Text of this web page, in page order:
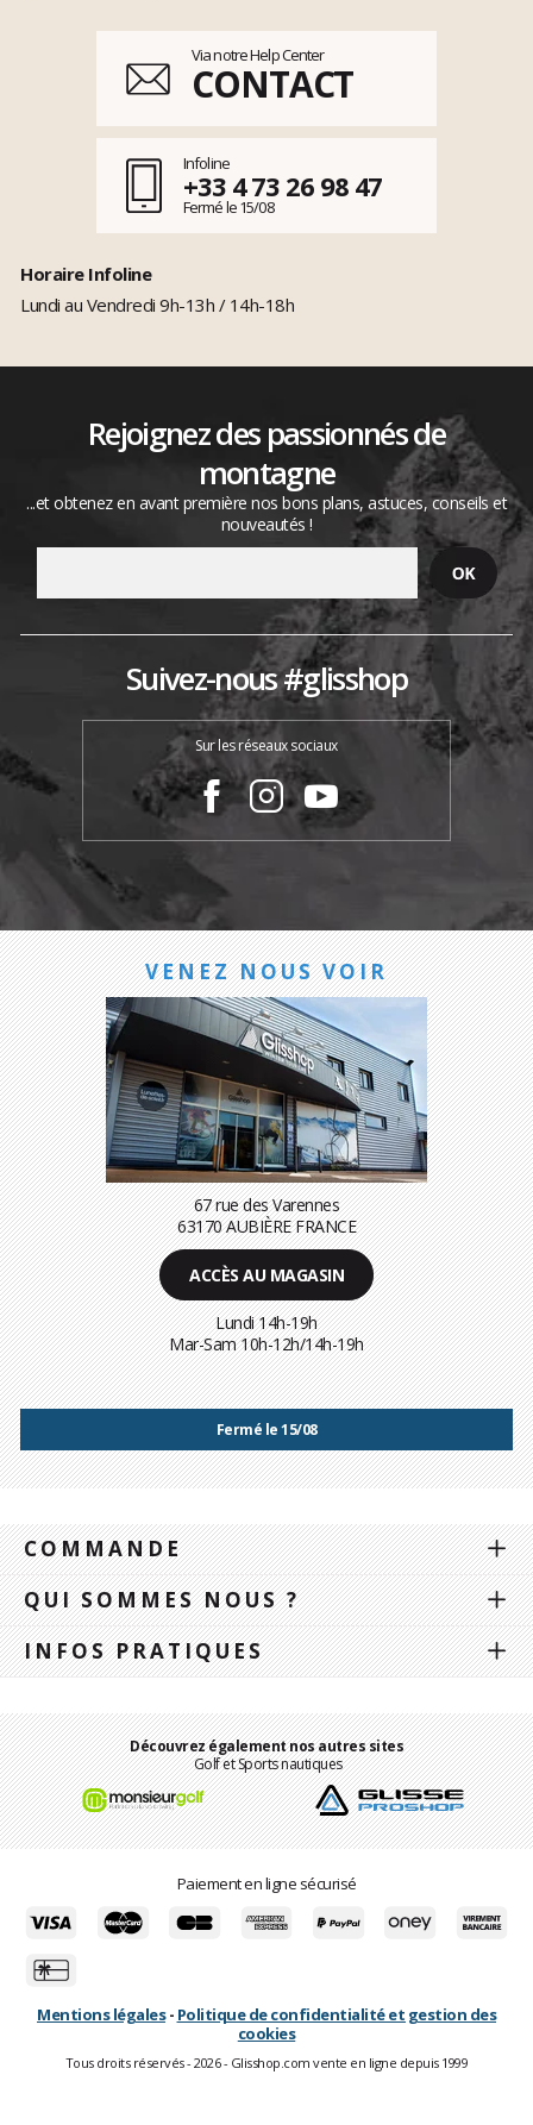
Via notre Help Center
CONTACT
Infoline
+33 4 73 26 98 47
Fermé le 15/08
Horaire Infoline
Lundi au Vendredi 9h-13h / 14h-18h
Rejoignez des passionnés de
montagne
...et obtenez en avant première nos bons plans, astuces, conseils et
nouveautés !
Suivez-nous #glisshop
Sur les réseaux sociaux
VENEZ NOUS VOIR
67 rue des Varennes
63170 AUBIÈRE FRANCE
ACCÈS AU MAGASIN
Lundi 14h-19h
Mar-Sam 10h-12h/14h-19h
Fermé le 15/08
COMMANDE
QUI SOMMES NOUS ?
INFOS PRATIQUES
Découvrez également nos autres sites
Golf et Sports nautiques
Paiement en ligne sécurisé
Mentions légales- Politique de confidentialité et gestion des
cookies
Tous droits réservés - 2026 - Glisshop.com vente en ligne depuis 1999